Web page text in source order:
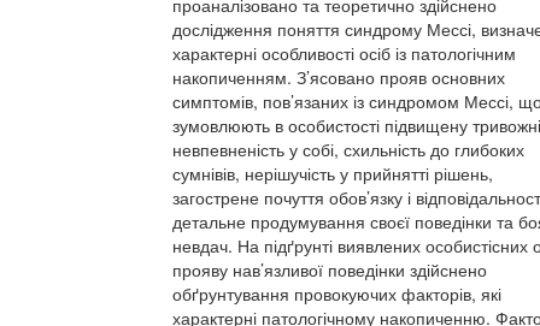
проаналізовано та теоретично здійснено
дослідження поняття синдрому Мессі,
характерні особливості осіб із патологічним
накопиченням. З’ясовано прояв основних
симптомів, пов’язаних із синдромом Мессі,
зумовлюють в особистості підвищену
невпевненість у собі, схильність до глибоких
сумнівів, нерішучість у прийнятті рішень,
загострене почуття обов’язку і
детальне продумування своєї поведінки та
невдач. На підґрунті виявлених особистісних
прояву нав’язливої поведінки здійснено
обґрунтування провокуючих факторів, які
характерні патологічному накопиченню.